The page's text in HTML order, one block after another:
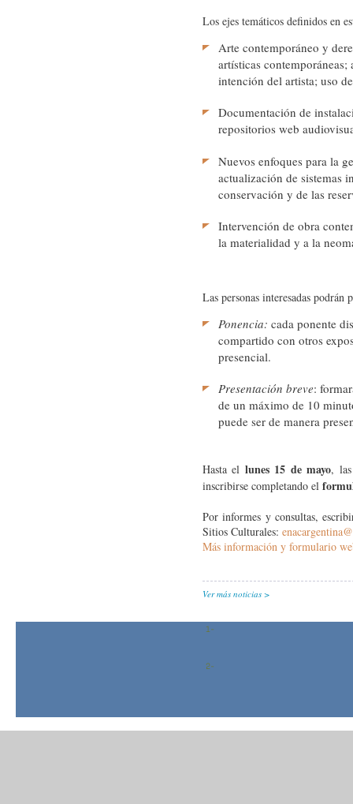
Los ejes temáticos definidos en
Arte contemporáneo y
artísticas
intención del artista; uso
Documentación de
repositorios web
Nuevos enfoques para la
actualización de sistemas
conservación y de las
Intervención de obra
la materialidad y a la
Las personas interesadas podrán
Ponencia: cada ponente
compartido con otros
presencial.
Presentación breve:
de un máximo de 10
puede ser de manera
Hasta el lunes 15 de mayo,
inscribirse completando el
Por informes y consultas,
Sitios Culturales:
Más información y formulario
Ver más noticias